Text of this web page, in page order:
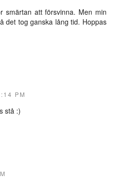
att försvinna. Men min
det tog ganska lång tid. Hoppas
PM
stå :)